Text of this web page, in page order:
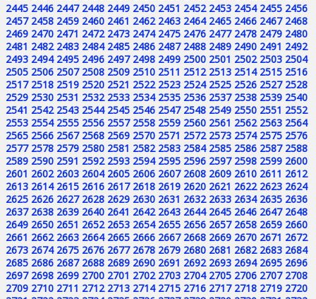
2445 2446 2447 2448 2449 2450 2451 2452 2453 2454 2455 2456
2457 2458 2459 2460 2461 2462 2463 2464 2465 2466 2467 2468
2469 2470 2471 2472 2473 2474 2475 2476 2477 2478 2479 2480
2481 2482 2483 2484 2485 2486 2487 2488 2489 2490 2491 2492
2493 2494 2495 2496 2497 2498 2499 2500 2501 2502 2503 2504
2505 2506 2507 2508 2509 2510 2511 2512 2513 2514 2515 2516
2517 2518 2519 2520 2521 2522 2523 2524 2525 2526 2527 2528
2529 2530 2531 2532 2533 2534 2535 2536 2537 2538 2539 2540
2541 2542 2543 2544 2545 2546 2547 2548 2549 2550 2551 2552
2553 2554 2555 2556 2557 2558 2559 2560 2561 2562 2563 2564
2565 2566 2567 2568 2569 2570 2571 2572 2573 2574 2575 2576
2577 2578 2579 2580 2581 2582 2583 2584 2585 2586 2587 2588
2589 2590 2591 2592 2593 2594 2595 2596 2597 2598 2599 2600
2601 2602 2603 2604 2605 2606 2607 2608 2609 2610 2611 2612
2613 2614 2615 2616 2617 2618 2619 2620 2621 2622 2623 2624
2625 2626 2627 2628 2629 2630 2631 2632 2633 2634 2635 2636
2637 2638 2639 2640 2641 2642 2643 2644 2645 2646 2647 2648
2649 2650 2651 2652 2653 2654 2655 2656 2657 2658 2659 2660
2661 2662 2663 2664 2665 2666 2667 2668 2669 2670 2671 2672
2673 2674 2675 2676 2677 2678 2679 2680 2681 2682 2683 2684
2685 2686 2687 2688 2689 2690 2691 2692 2693 2694 2695 2696
2697 2698 2699 2700 2701 2702 2703 2704 2705 2706 2707 2708
2709 2710 2711 2712 2713 2714 2715 2716 2717 2718 2719 2720